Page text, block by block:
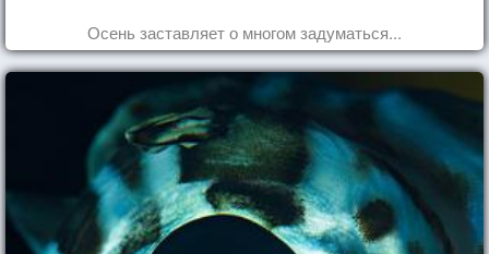
Осень заставляет о многом задуматься...